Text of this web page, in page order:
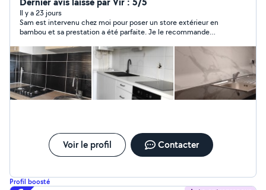
¤¤¤¤¤¤¤¤¤¤ Bonjour , à votre service pour n'importe
quel bricolage : ¤ Pose de cuisine, rideaux ¤ Étagères ¤
Montage de meubles - Plomberie : ¤ fuite , L . linge ,
pose de robinet... - Électricité : ¤ prise, luminaires ... -
Peinture... ¤¤¤¤¤¤¤¤¤¤¤¤¤¤¤¤¤¤¤¤¤ @ IMPORTANT @ ¤
¤¤¤¤¤¤¤¤¤¤¤¤¤¤¤¤ Je ne peux pas répondre à toutes
les demandes ( J'ai 2 abonnements ) 1. Bricolage et
petits travaux 2. Plomberie Merci d'adresser vos
Il y a 23 jours
Sam est intervenu chez moi pour poser un store extérieur en
bambou et sa prestation a été parfaite. Je le recommande
Voir le profil Contacter
Profil boosté